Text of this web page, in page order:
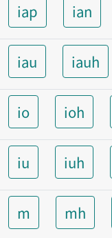
iap
ian
iau iauh
io ioh
iu iuh
m mh